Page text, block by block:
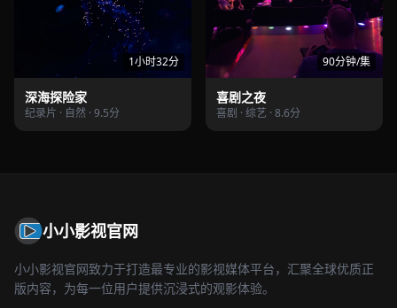
1小时32分
深海探险家
纪录片 · 自然 · 9.5分
90分钟/集
喜剧之夜
喜剧 · 综艺 · 8.6分
小小影视官网
小小影视官网致力于打造最专业的影视媒体平台，汇聚全球优质正
版内容，为每一位用户提供沉浸式的观影体验。